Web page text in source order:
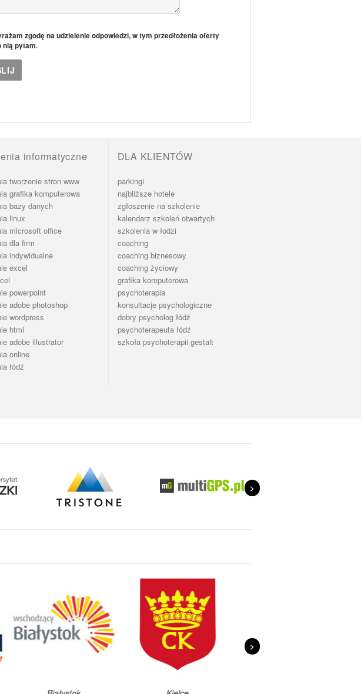
zgodę na udzielenie odpowiedzi, w tym przedłożenia oferty
nią pytam.
informatyczne
tworzenie stron www
grafika komputerowa
bazy danych
linux
microsoft office
dla firm
indywidualne
excel
powerpoint
adobe photoshop
wordpress
html
adobe illustrator
online
łódź
DLA KLIENTÓW
parkingi
najbliższe hotele
zgłoszenie na szkolenie
kalendarz szkoleń otwartych
szkolenia w łodzi
coaching
coaching biznesowy
coaching życiowy
grafika komputerowa
psychoterapia
konsultacje psychologiczne
dobry psycholog łódź
psychoterapeuta łódź
szkoła psychoterapii gestalt
>
>